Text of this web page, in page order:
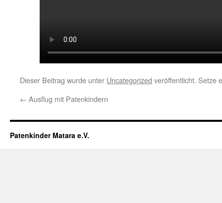
Dieser Beitrag wurde unter Uncategorized veröffentlicht. Setze
← Ausflug mit Patenkindern
Patenkinder Matara e.V.